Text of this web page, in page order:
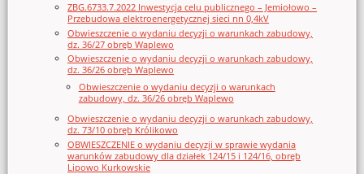
ZBG.6733.7.2022 Inwestycja celu publicznego – Jemiołowo –
Przebudowa elektroenergetycznej sieci nn 0,4kV
Obwieszczenie o wydaniu decyzji o warunkach zabudowy,
dz. 36/27 obręb Waplewo
Obwieszczenie o wydaniu decyzji o warunkach zabudowy,
dz. 36/26 obręb Waplewo
Obwieszczenie o wydaniu decyzji o warunkach
zabudowy, dz. 36/26 obręb Waplewo
Obwieszczenie o wydaniu decyzji o warunkach zabudowy,
dz. 73/10 obręb Królikowo
OBWIESZCZENIE o wydaniu decyzji w sprawie wydania
warunków zabudowy dla działek 124/15 i 124/16, obręb
Lipowo Kurkowskie